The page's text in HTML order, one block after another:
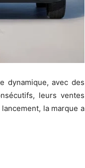
dynamique, avec des
leurs ventes
la marque a